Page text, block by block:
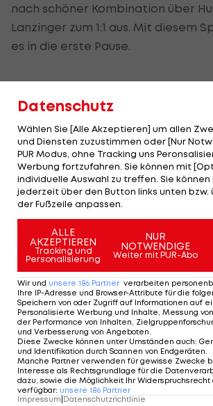
nach schöner Kombination über
Lanzinger zum 1:1 aus. Mit diesem
es in die erste Pause.
nach einem hohen Stock in
Wiener lassen die Chance liegen.
sie es knapp fünf Minuten später,
Vorlage von Hults und Koschek
Das dritte Drittel beginnt mit
Wiener Treffer. In der 43. Minute
Zusammenspiel mit Bourque und
Linz versucht, wieder
offensiv aber zu harmlos und findet
Lösungen gegen die kompakte
Als die Wiener in der 51. Minute
Datenschutz
Wählen Sie [Alle Akzeptieren] um allen
und Diensten zuzustimmen oder [Nur
PUR Modus, ohne Tracking uns
Werbung fortzufahren. Sie können mit
individuelle Auswahl zu treffen. Sie können
jederzeit über den Button links unten bzw.
der Fußzeile anpassen.
ALLE
AKZEPTIEREN
Tracking und
Personalisierung
NUR
NOTWENDIGE
Weiter mit PUR-Abo
Wir und unsere 186 Partner verarbeiten
Ihre IP-Adresse und Browser-Attribute für die
Speichern von oder Zugriff auf Informationen auf
Personalisierte Werbung und Inhalte, Messung
der Performance von Inhalten,
und Verbesserung von Angeboten.
Diese Zwecke können unter Umständen auch:
und Identifikation durch Scannen von Endgeräten.
Manche Partner verwenden für gewisse Zwecke
Interesse als Rechtsgrundlage für die
dazu, sowie die Möglichkeit Ihr
verfügbar: unsere 186 Partner
Impressum Datenschutzrichtlinie